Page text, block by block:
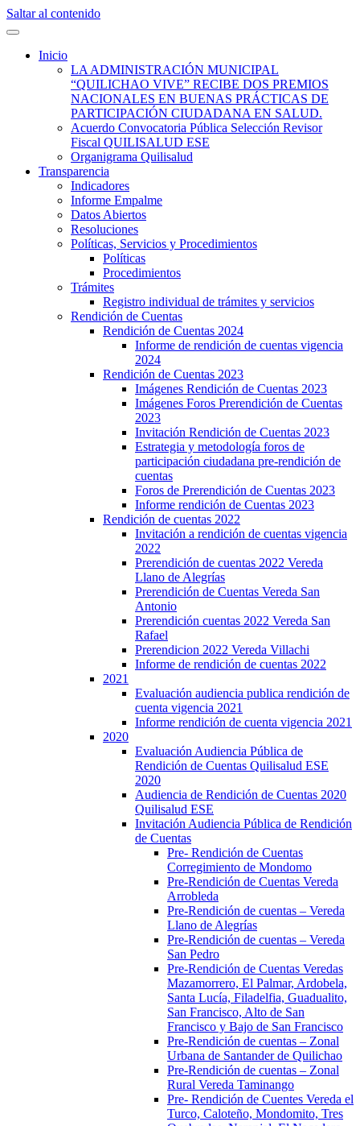
Saltar al contenido
Quilisalud
Inicio
LA ADMINISTRACIÓN MUNICIPAL
“QUILICHAO VIVE” RECIBE DOS PREMIOS
NACIONALES EN BUENAS PRÁCTICAS DE
PARTICIPACIÓN CIUDADANA EN SALUD.
Acuerdo Convocatoria Pública Selección Revisor
Fiscal QUILISALUD ESE
Organigrama Quilisalud
Transparencia
Indicadores
Informe Empalme
Datos Abiertos
Resoluciones
Políticas, Servicios y Procedimientos
Políticas
Procedimientos
Trámites
Registro individual de trámites y servicios
Rendición de Cuentas
Rendición de Cuentas 2024
Informe de rendición de cuentas vigencia
2024
Rendición de Cuentas 2023
Imágenes Rendición de Cuentas 2023
Imágenes Foros Prerendición de Cuentas
2023
Invitación Rendición de Cuentas 2023
Estrategia y metodología foros de
participación ciudadana pre-rendición de
cuentas
Foros de Prerendición de Cuentas 2023
Informe rendición de Cuentas 2023
Rendición de cuentas 2022
Invitación a rendición de cuentas vigencia
2022
Prerendición de cuentas 2022 Vereda
Llano de Alegrías
Prerendición de Cuentas Vereda San
Antonio
Prerendición cuentas 2022 Vereda San
Rafael
Prerendicion 2022 Vereda Villachi
Informe de rendición de cuentas 2022
2021
Evaluación audiencia publica rendición de
cuenta vigencia 2021
Informe rendición de cuenta vigencia 2021
2020
Evaluación Audiencia Pública de
Rendición de Cuentas Quilisalud ESE
2020
Audiencia de Rendición de Cuentas 2020
Quilisalud ESE
Invitación Audiencia Pública de Rendición
de Cuentas
Pre- Rendición de Cuentas
Corregimiento de Mondomo
Pre-Rendición de Cuentas Vereda
Arrobleda
Pre-Rendición de cuentas – Vereda
Llano de Alegrías
Pre-Rendición de cuentas – Vereda
San Pedro
Pre-Rendición de Cuentas Veredas
Mazamorrero, El Palmar, Ardobela,
Santa Lucía, Filadelfia, Guadualito,
San Francisco, Alto de San
Francisco y Bajo de San Francisco
Pre-Rendición de cuentas – Zonal
Urbana de Santander de Quilichao
Pre-Rendición de cuentas – Zonal
Rural Vereda Taminango
Pre- Rendición de Cuentes Vereda el
Turco, Caloteño, Mondomito, Tres